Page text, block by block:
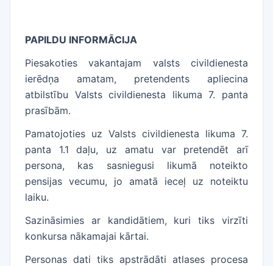
PAPILDU INFORMĀCIJA
Piesakoties vakantajam valsts civildienesta
ierēdņa amatam, pretendents apliecina
atbilstību Valsts civildienesta likuma 7. panta
prasībām.
Pamatojoties uz Valsts civildienesta likuma 7.
panta 1.1 daļu, uz amatu var pretendēt arī
persona, kas sasniegusi likumā noteikto
pensijas vecumu, jo amatā ieceļ uz noteiktu
laiku.
Sazināsimies ar kandidātiem, kuri tiks virzīti
konkursa nākamajai kārtai.
Personas dati tiks apstrādāti atlases procesa